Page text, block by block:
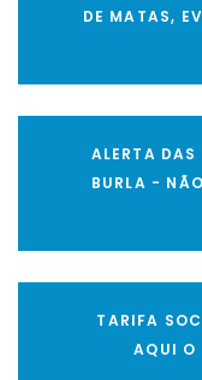
DE MATAS,
ALERTA
BURLA -
TARIFA
AQUI O